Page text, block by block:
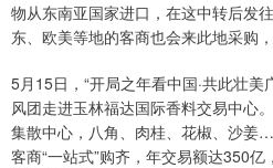
物从东南亚国家进口，在这中转后发
东、欧美等地的客商也会来此地采购
5月15日，“开局之年看中国·共此壮
风团走进玉林福达国际香料交易中心
集散中心，八角、肉桂、花椒、沙
客商“一站式”购齐，年交易额达350